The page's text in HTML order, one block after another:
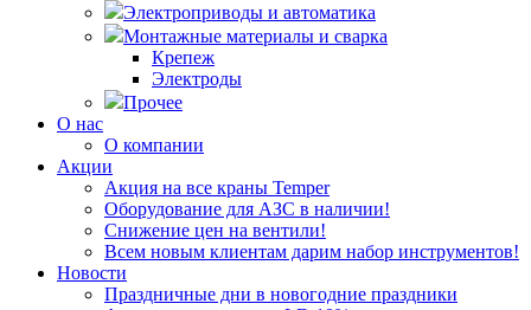
Электроприводы и автоматика
Монтажные материалы и сварка
Крепеж
Электроды
Прочее
О нас
О компании
Акции
Акция на все краны Temper
Оборудование для АЗС в наличии!
Снижение цен на вентили!
Всем новым клиентам дарим набор инструментов!
Новости
Праздничные дни в новогодние праздники